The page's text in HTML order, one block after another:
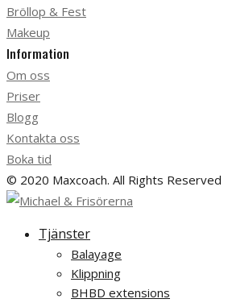
Bröllop & Fest
Makeup
Information
Om oss
Priser
Blogg
Kontakta oss
Boka tid
© 2020 Maxcoach. All Rights Reserved
Tjänster
Balayage
Klippning
BHBD extensions